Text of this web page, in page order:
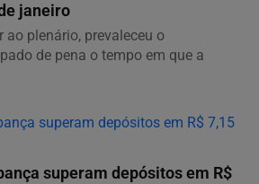
janeiro
ao plenário, prevaleceu o
de pena o tempo em que a
superam depósitos em R$